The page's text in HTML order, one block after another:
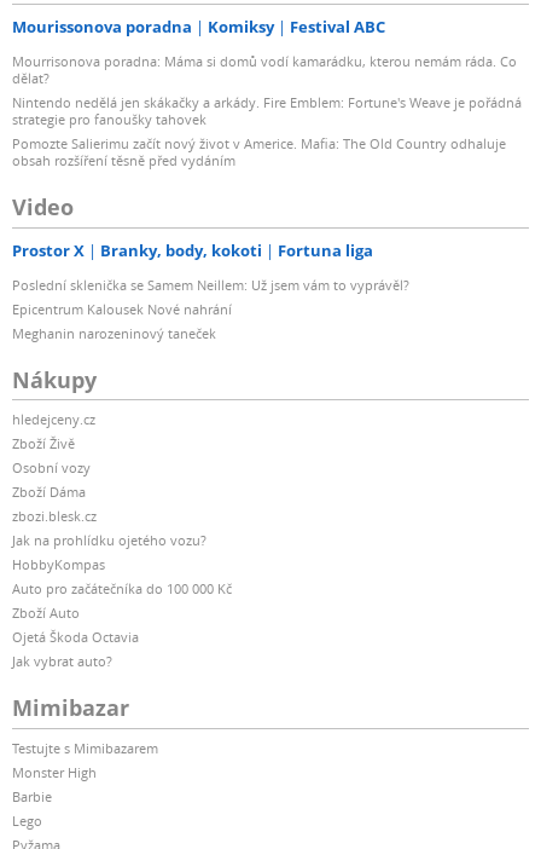
Mourissonova poradna Komiksy Festival ABC
Mourrisonova poradna: Máma si domů vodí kamarádku, kterou nemám ráda. Co
dělat?
Nintendo nedělá jen skákačky a arkády. Fire Emblem: Fortune's Weave je pořádná
strategie pro fanoušky tahovek
Pomozte Salierimu začít nový život v Americe. Mafia: The Old Country odhaluje
obsah rozšíření těsně před vydáním
Video
Prostor X Branky, body, kokoti Fortuna liga
Poslední sklenička se Samem Neillem: Už jsem vám to vyprávěl?
Epicentrum Kalousek Nové nahrání
Meghanin narozeninový taneček
Nákupy
hledejceny.cz
Zboží Živě
Osobní vozy
Zboží Dáma
zbozi.blesk.cz
Jak na prohlídku ojetého vozu?
HobbyKompas
Auto pro začátečníka do 100 000 Kč
Zboží Auto
Ojetá Škoda Octavia
Jak vybrat auto?
Mimibazar
Testujte s Mimibazarem
Monster High
Barbie
Lego
Pyžama